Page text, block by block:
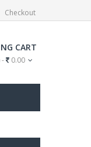
Checkout
CART
- 0.00